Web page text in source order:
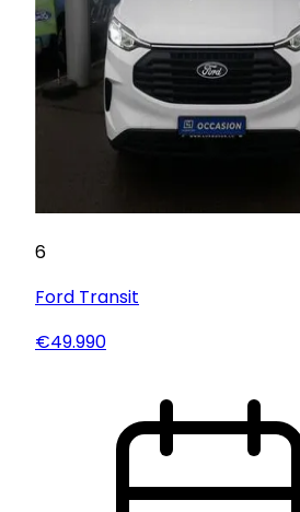
6
Ford Transit
€49.990